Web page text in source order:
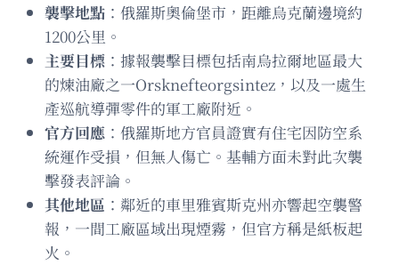
襲擊地點 ：俄羅斯奧倫堡市，距離烏克蘭邊境約
1200公里。
主要目標 ：據報襲擊目標包括南烏拉爾地區最大
的煉油廠之一Orsknefteorgsintez，以及一處生
產巡航導彈零件的軍工廠附近。
官方回應 ：俄羅斯地方官員證實有住宅因防空系
統運作受損，但無人傷亡。基輔方面未對此次襲
擊發表評論。
其他地區 ：鄰近的車里雅賓斯克州亦響起空襲警
報，一間工廠區域出現煙霧，但官方稱是紙板起
火。